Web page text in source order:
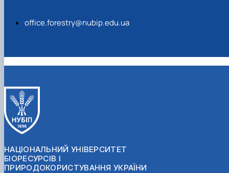
office.forestry@nubip.edu.ua
НАЦІОНАЛЬНИЙ УНІВЕРСИТЕТ
БІОРЕСУРСІВ І
ПРИРОДОКОРИСТУВАННЯ УКРАЇНИ